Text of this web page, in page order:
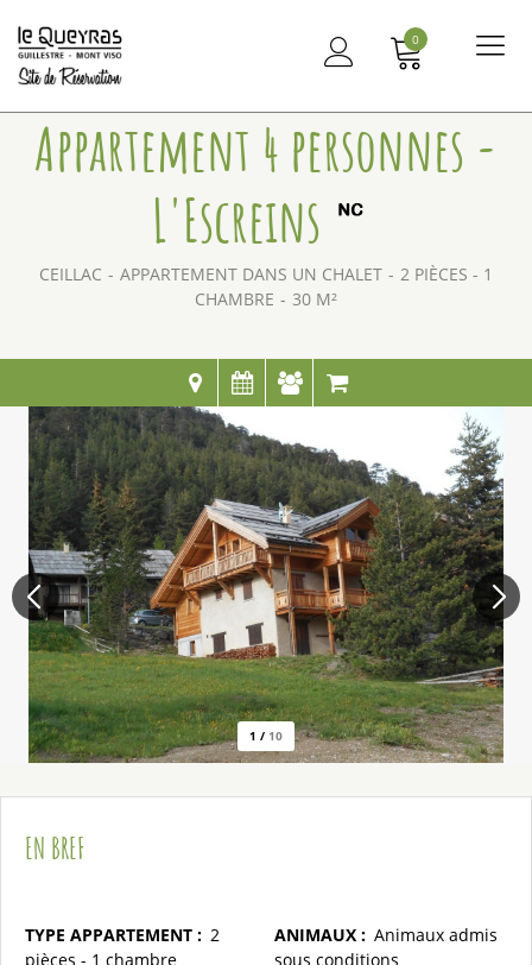
0
Appartement 4 personnes -
L'Escreins
CEILLAC APPARTEMENT DANS UN CHALET
2 PIÈCES - 1
CHAMBRE
30 M²
1 / 10
EN BREF
TYPE APPARTEMENT : 2
pièces - 1 chambre
ANIMAUX : Animaux admis
sous conditions